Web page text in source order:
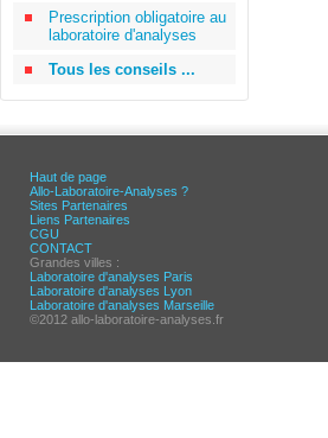
Prescription obligatoire au
laboratoire d'analyses
Tous les conseils ...
Haut de page
Allo-Laboratoire-Analyses ?
Sites Partenaires
Liens Partenaires
CGU
CONTACT
Grandes villes :
Laboratoire d'analyses Paris
Laboratoire d'analyses Lyon
Laboratoire d'analyses Marseille
©2012 allo-laboratoire-analyses.fr